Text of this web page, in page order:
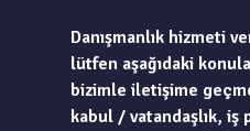
Danışmanlık hizmeti
lütfen aşağıdaki
bizimle iletişime
kabul / vatandaşlık, iş